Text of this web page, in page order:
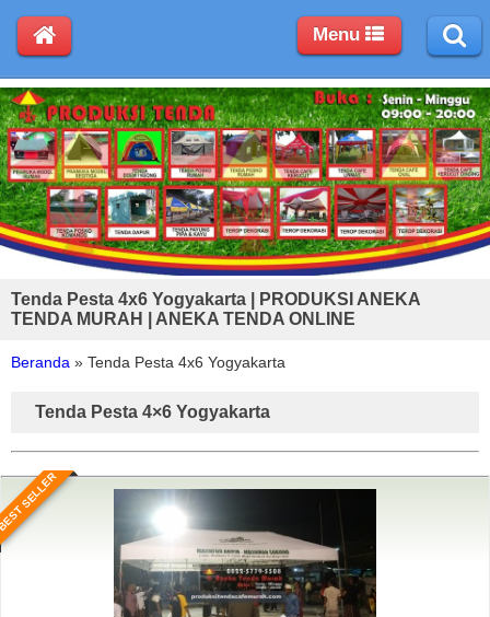
Tenda Pesta 4x6 Yogyakarta | PRODUKSI ANEKA
TENDA MURAH | ANEKA TENDA ONLINE
Beranda » Tenda Pesta 4x6 Yogyakarta
Tenda Pesta 4×6 Yogyakarta
SELLER
Menu